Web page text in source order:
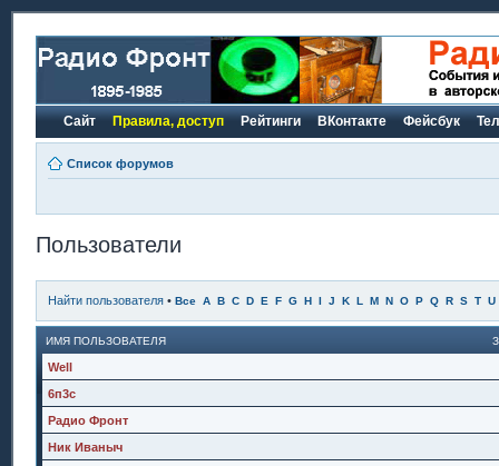
Сайт Правила, доступ Рейтинги ВКонтакте Фейсбук
Список форумов
Пользователи
Найти пользователя • Все A B C D E F G H I J K L M N O P Q R S T U
ИМЯ ПОЛЬЗОВАТЕЛЯ
Well
6п3с
Радио Фронт
Ник Иваныч